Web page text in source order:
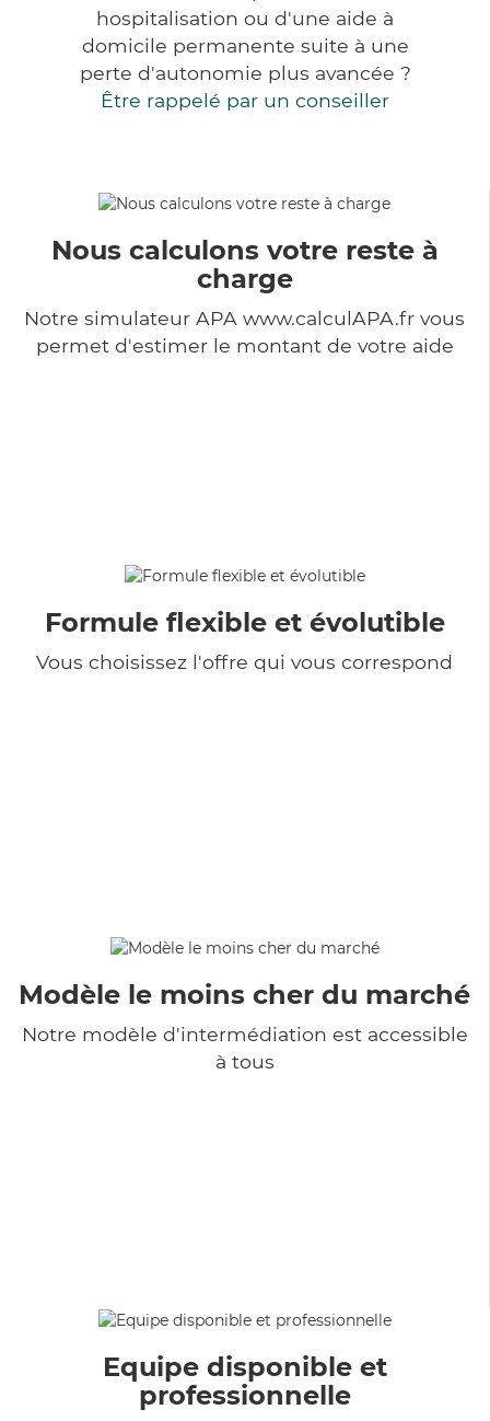
hospitalisation ou d'une aide à
domicile permanente suite à une
perte d'autonomie plus avancée ?
Être rappelé par un conseiller
Nous calculons votre reste à
charge
Notre simulateur APA www.calculAPA.fr vous
permet d'estimer le montant de votre aide
Formule flexible et évolutible
Vous choisissez l'offre qui vous correspond
Modèle le moins cher du marché
Notre modèle d'intermédiation est accessible
à tous
Equipe disponible et
professionnelle